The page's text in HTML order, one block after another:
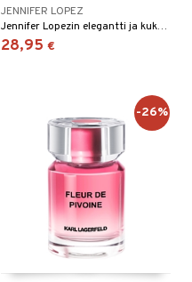
JENNIFER LOPEZ
Jennifer Lopezin elegantti ja kukkainen eau de parfum
28,95 €
-26%